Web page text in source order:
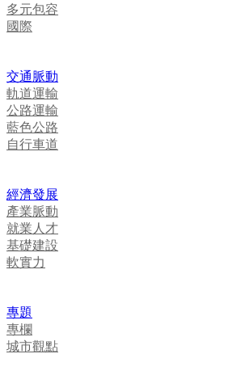
多元包容
國際
交通脈動
軌道運輸
公路運輸
藍色公路
自行車道
經濟發展
產業脈動
就業人才
基礎建設
軟實力
專題
專欄
城市觀點